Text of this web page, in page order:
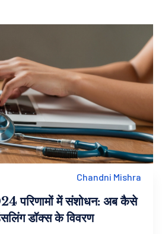
Chandni Mishra
परिणामों में संशोधन: अब कैसे
डॉक्स के विवरण